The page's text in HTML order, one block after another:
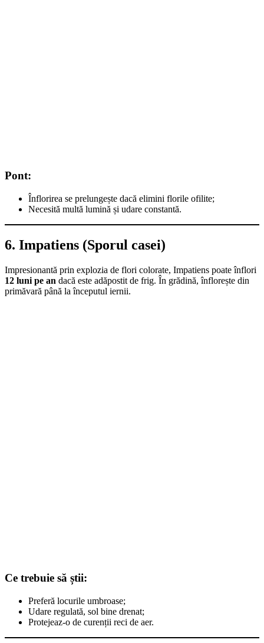
Pont:
Înflorirea se prelungește dacă elimini florile ofilite;
Necesită multă lumină și udare constantă.
6. Impatiens (Sporul casei)
Impresionantă prin explozia de flori colorate, Impatiens poate înflori
12 luni pe an dacă este adăpostit de frig. În grădină, înflorește din
primăvară până la începutul iernii.
Ce trebuie să știi:
Preferă locurile umbroase;
Udare regulată, sol bine drenat;
Protejeaz-o de curenții reci de aer.